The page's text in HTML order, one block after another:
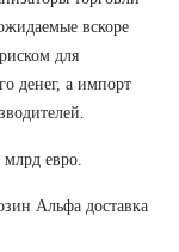
вскоре
для
денег, а импорт
евро.
Альфа доставка